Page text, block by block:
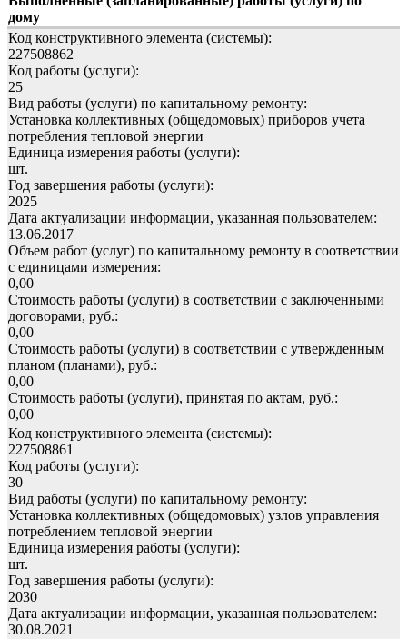
дому
Код конструктивного элемента (системы):
227508862
Код работы (услуги):
25
Вид работы (услуги) по капитальному ремонту:
Установка коллективных (общедомовых) приборов учета
потребления тепловой энергии
Единица измерения работы (услуги):
шт.
Год завершения работы (услуги):
2025
Дата актуализации информации, указанная пользователем:
13.06.2017
Объем работ (услуг) по капитальному ремонту в соответствии
с единицами измерения:
0,00
Стоимость работы (услуги) в соответствии с заключенными
договорами, руб.:
0,00
Стоимость работы (услуги) в соответствии с утвержденным
планом (планами), руб.:
0,00
Стоимость работы (услуги), принятая по актам, руб.:
0,00
Код конструктивного элемента (системы):
227508861
Код работы (услуги):
30
Вид работы (услуги) по капитальному ремонту:
Установка коллективных (общедомовых) узлов управления
потреблением тепловой энергии
Единица измерения работы (услуги):
шт.
Год завершения работы (услуги):
2030
Дата актуализации информации, указанная пользователем:
30.08.2021